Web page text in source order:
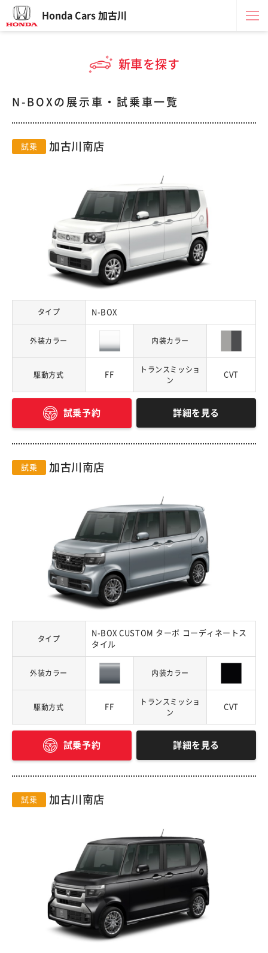
Honda Cars 加古川
新車を探す
N-BOXの展示車・試乗車一覧
試乗 加古川南店
タイプ N-BOX
外装カラー 内装カラー
駆動方式 FF
トランスミッショ
ン
CVT
試乗予約 詳細を見る
試乗 加古川南店
タイプ
N-BOX CUSTOM ターボ コーディネートス
タイル
外装カラー 内装カラー
駆動方式 FF
トランスミッショ
ン
CVT
試乗予約 詳細を見る
試乗 加古川南店